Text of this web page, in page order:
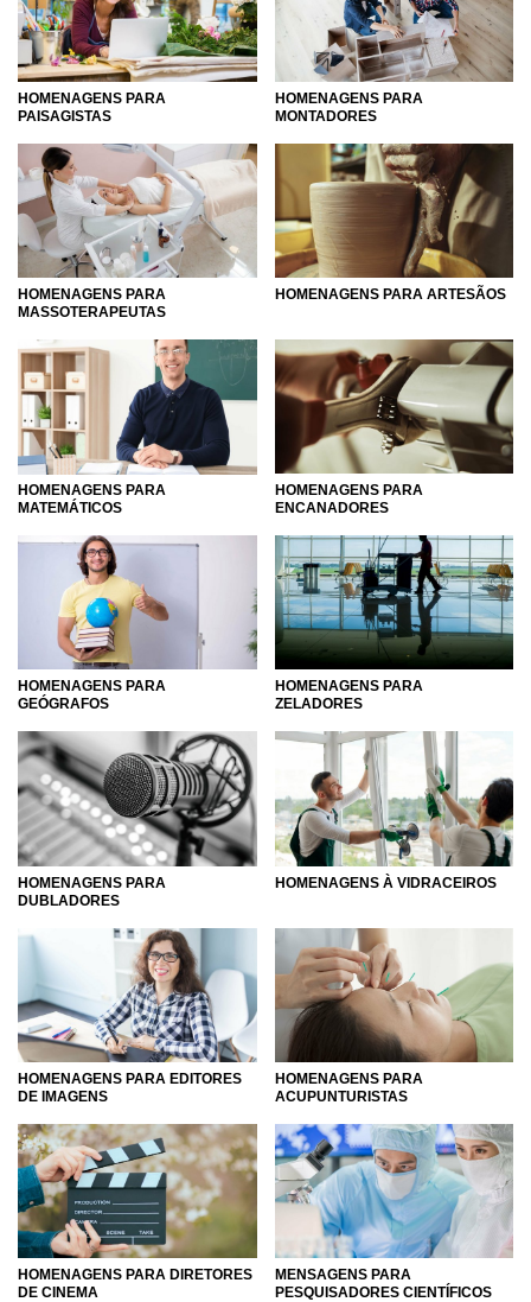
HOMENAGENS PARA
PAISAGISTAS
HOMENAGENS PARA
MONTADORES
HOMENAGENS PARA
MASSOTERAPEUTAS
HOMENAGENS PARA ARTESÃOS
HOMENAGENS PARA
MATEMÁTICOS
HOMENAGENS PARA
ENCANADORES
HOMENAGENS PARA
GEÓGRAFOS
HOMENAGENS PARA
ZELADORES
HOMENAGENS PARA
DUBLADORES
HOMENAGENS À VIDRACEIROS
HOMENAGENS PARA EDITORES
DE IMAGENS
HOMENAGENS PARA
ACUPUNTURISTAS
HOMENAGENS PARA DIRETORES
DE CINEMA
MENSAGENS PARA
PESQUISADORES CIENTÍFICOS